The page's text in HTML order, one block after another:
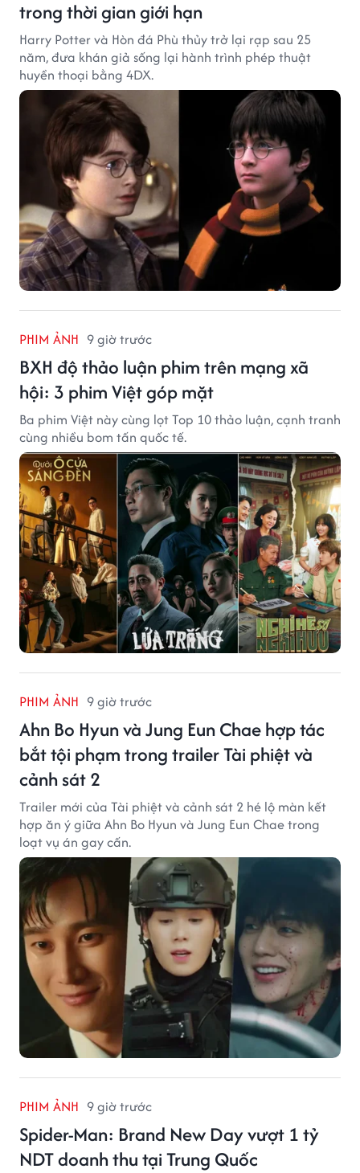
trong thời gian giới hạn
Harry Potter và Hòn đá Phù thủy trở lại rạp sau 25
năm, đưa khán giả sống lại hành trình phép thuật
huyền thoại bằng 4DX.
PHIM ẢNH 9 giờ trước
BXH độ thảo luận phim trên mạng xã
hội: 3 phim Việt góp mặt
Ba phim Việt này cùng lọt Top 10 thảo luận, cạnh tranh
cùng nhiều bom tấn quốc tế.
PHIM ẢNH 9 giờ trước
Ahn Bo Hyun và Jung Eun Chae hợp tác
bắt tội phạm trong trailer Tài phiệt và
cảnh sát 2
Trailer mới của Tài phiệt và cảnh sát 2 hé lộ màn kết
hợp ăn ý giữa Ahn Bo Hyun và Jung Eun Chae trong
loạt vụ án gay cấn.
PHIM ẢNH 9 giờ trước
Spider-Man: Brand New Day vượt 1 tỷ
NDT doanh thu tại Trung Quốc